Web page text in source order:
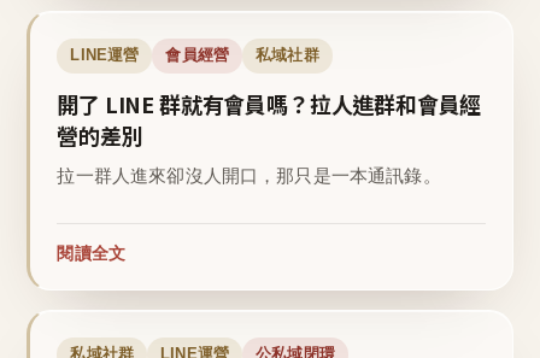
LINE運營 會員經營 私域社群
開了 LINE 群就有會員嗎？拉人進群和會員經
營的差別
拉一群人進來卻沒人開口，那只是一本通訊錄。
閱讀全文